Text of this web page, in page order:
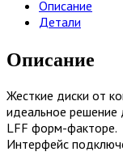
146GB
SAS
15K
HDD
[422587-
002]
Описание
Детали
Описание
Жесткие диски от
идеальное решение
LFF форм-факторе.
Интерфейс